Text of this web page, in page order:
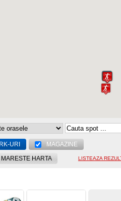
URI
MAGAZINE
MARESTE HARTA LISTEAZA